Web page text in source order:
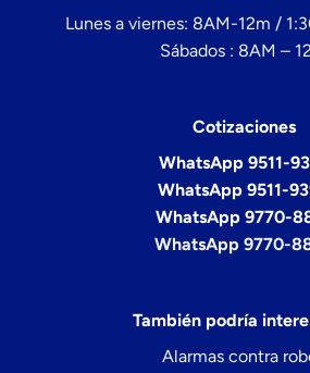
Lunes a viernes: 8AM-12m /
Sábados : 8AM –
Cotizaciones
WhatsApp 9511-
WhatsApp 9511-
WhatsApp 9770-
WhatsApp 9770-
También podría
Alarmas contra